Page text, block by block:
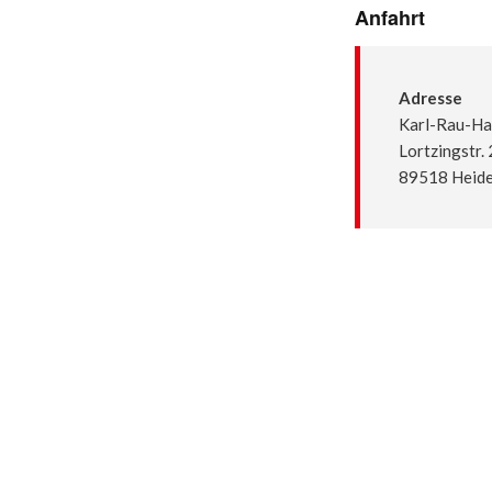
Anfahrt
Adresse
Karl-Rau-
Lortzingstr.
89518